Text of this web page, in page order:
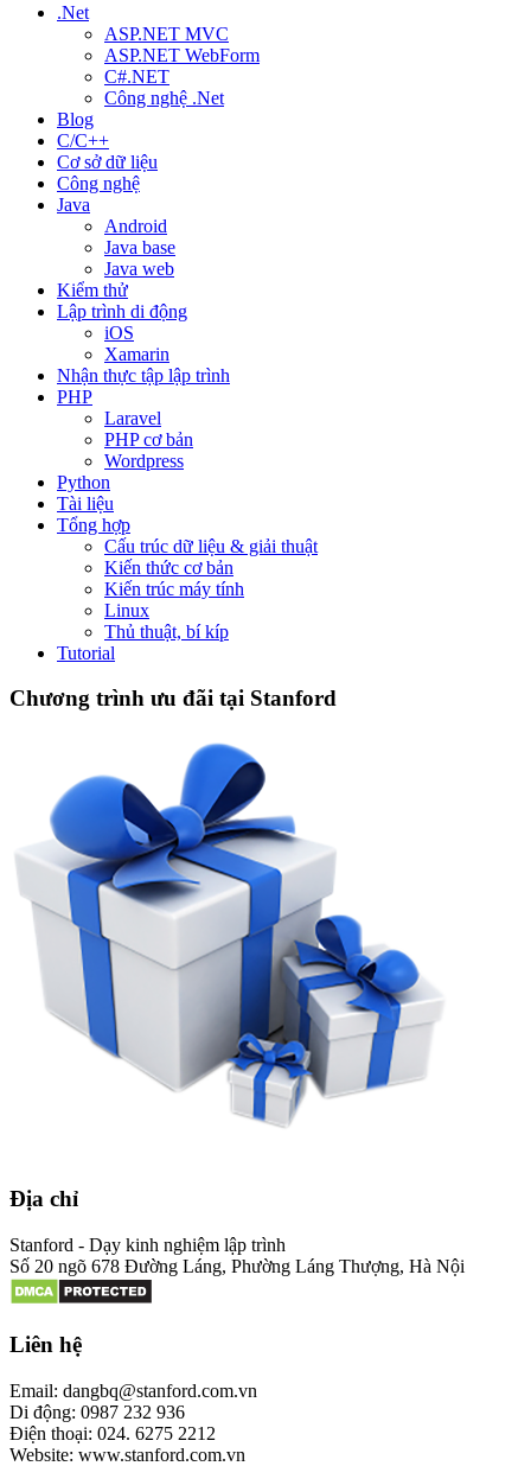
.Net
ASP.NET MVC
ASP.NET WebForm
C#.NET
Công nghệ .Net
Blog
C/C++
Cơ sở dữ liệu
Công nghệ
Java
Android
Java base
Java web
Kiểm thử
Lập trình di động
iOS
Xamarin
Nhận thực tập lập trình
PHP
Laravel
PHP cơ bản
Wordpress
Python
Tài liệu
Tổng hợp
Cấu trúc dữ liệu & giải thuật
Kiến thức cơ bản
Kiến trúc máy tính
Linux
Thủ thuật, bí kíp
Tutorial
Chương trình ưu đãi tại Stanford
Địa chỉ
Stanford - Dạy kinh nghiệm lập trình
Số 20 ngõ 678 Đường Láng, Phường Láng Thượng, Hà Nội
Liên hệ
Email: dangbq@stanford.com.vn
Di động: 0987 232 936
Điện thoại: 024. 6275 2212
Website: www.stanford.com.vn